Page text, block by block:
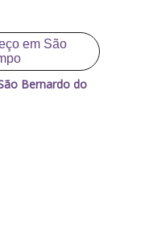
Bernardo do